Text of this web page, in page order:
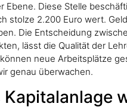
Ebene. Diese Stelle
stolze 2.200 Euro wert.
Die Entscheidung
lässt die Qualität der
neue Arbeitsplätze
genau überwachen.